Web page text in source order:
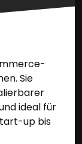
Sie
ideal für
up bis